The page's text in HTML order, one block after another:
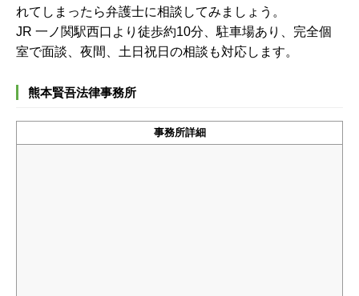
れてしまったら弁護士に相談してみましょう。
JR 一ノ関駅西口より徒歩約10分、駐車場あり、完全個
室で面談、夜間、土日祝日の相談も対応します。
熊本賢吾法律事務所
事務所詳細